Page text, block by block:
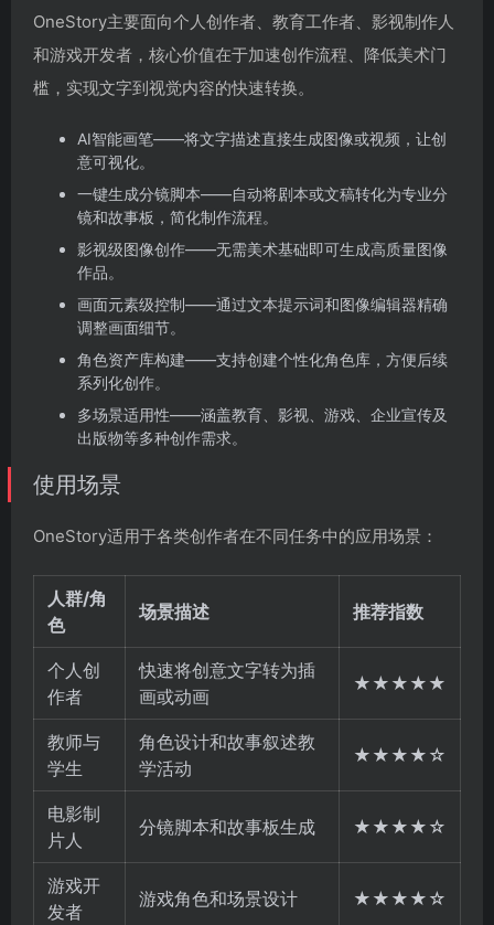
OneStory主要面向个人创作者、教育工作者、影视制作人
和游戏开发者，核心价值在于加速创作流程、降低美术门
槛，实现文字到视觉内容的快速转换。
AI智能画笔——将文字描述直接生成图像或视频，让创
意可视化。
一键生成分镜脚本——自动将剧本或文稿转化为专业分
镜和故事板，简化制作流程。
影视级图像创作——无需美术基础即可生成高质量图像
作品。
画面元素级控制——通过文本提示词和图像编辑器精确
调整画面细节。
角色资产库构建——支持创建个性化角色库，方便后续
系列化创作。
多场景适用性——涵盖教育、影视、游戏、企业宣传及
出版物等多种创作需求。
使用场景
OneStory适用于各类创作者在不同任务中的应用场景：
人群/角
色
场景描述 推荐指数
个人创
作者
快速将创意文字转为插
画或动画
★★★★★
教师与
学生
角色设计和故事叙述教
学活动
★★★★☆
电影制
片人
分镜脚本和故事板生成 ★★★★☆
游戏开
发者
游戏角色和场景设计 ★★★★☆